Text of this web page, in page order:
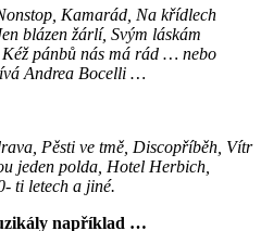
Kamarád, Na křídlech
blázen žárlí, Svým láskám
pánbů nás má rád … nebo
Andrea Bocelli …
Pěsti ve tmě, Discopříběh, Vítr
jeden polda, Hotel Herbich,
ti letech a jiné.
například …